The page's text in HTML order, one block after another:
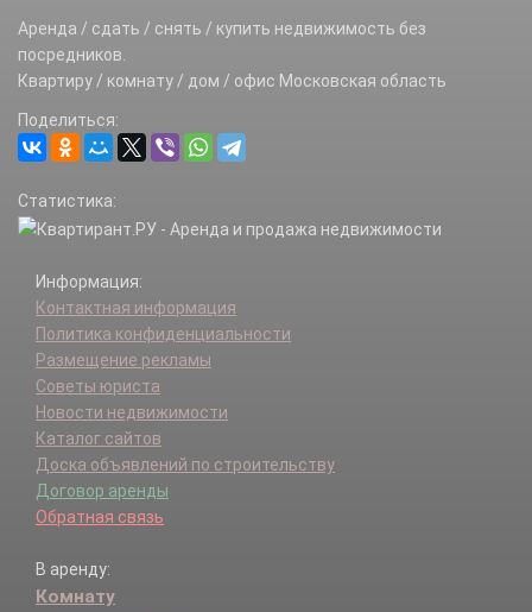
Аренда / сдать / снять / купить недвижимость без
посредников.
Квартиру / комнату / дом / офис Московская область
Поделиться:
Статистика:
Информация:
Контактная информация
Политика конфиденциальности
Размещение рекламы
Советы юриста
Новости недвижимости
Каталог сайтов
Доска объявлений по строительству
Договор аренды
Обратная связь
В аренду:
Комнату